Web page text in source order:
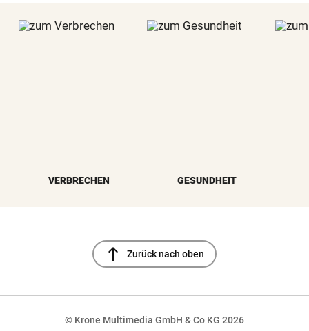
VERBRECHEN GESUNDHEIT
north Zurück nach oben
© Krone Multimedia GmbH & Co KG 2026